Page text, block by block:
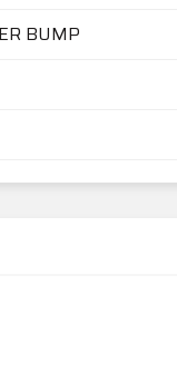
BUMP